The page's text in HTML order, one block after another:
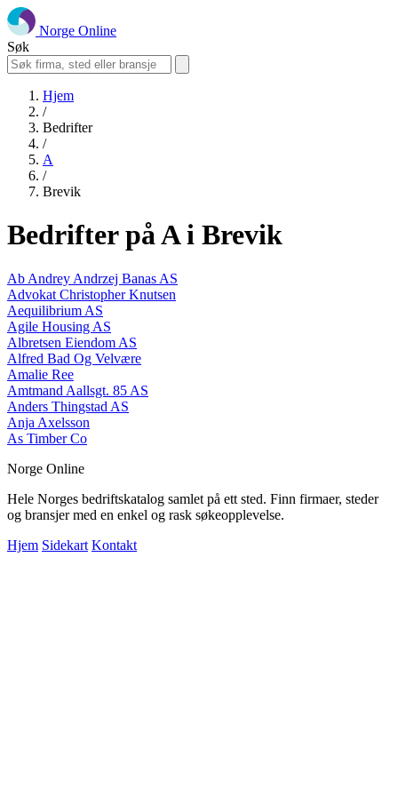
Norge Online
Søk
Hjem
/
Bedrifter
/
A
/
Brevik
Bedrifter på A i Brevik
Ab Andrey Andrzej Banas AS
Advokat Christopher Knutsen
Aequilibrium AS
Agile Housing AS
Albretsen Eiendom AS
Alfred Bad Og Velvære
Amalie Ree
Amtmand Aallsgt. 85 AS
Anders Thingstad AS
Anja Axelsson
As Timber Co
Norge Online
Hele Norges bedriftskatalog samlet på ett sted. Finn firmaer, steder
og bransjer med en enkel og rask søkeopplevelse.
Hjem Sidekart Kontakt